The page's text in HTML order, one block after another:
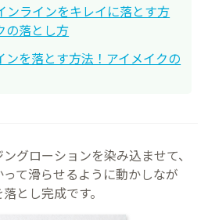
ンラインをキレイに落とす方
の落とし方
ンを落とす方法！アイメイクの
グローションを染み込ませて、
て滑らせるように動かしなが
とし完成です。